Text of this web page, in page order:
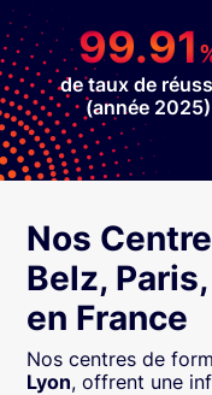
99.91
de taux de
(année 2025)
Nos
Belz,
en France
Nos centres de
Lyon, offrent une